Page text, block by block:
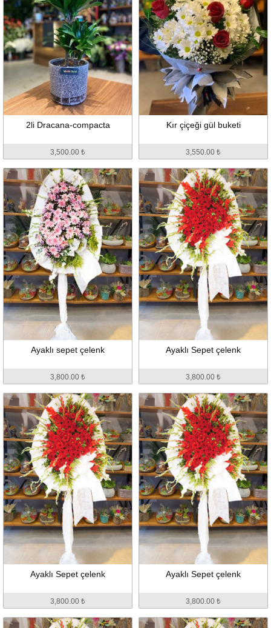
2li Dracana-compacta
3,500.00 ₺
Kır çiçeği gül buketi
3,550.00 ₺
Ayaklı sepet çelenk
3,800.00 ₺
Ayaklı Sepet çelenk
3,800.00 ₺
Ayaklı Sepet çelenk
3,800.00 ₺
Ayaklı Sepet çelenk
3,800.00 ₺